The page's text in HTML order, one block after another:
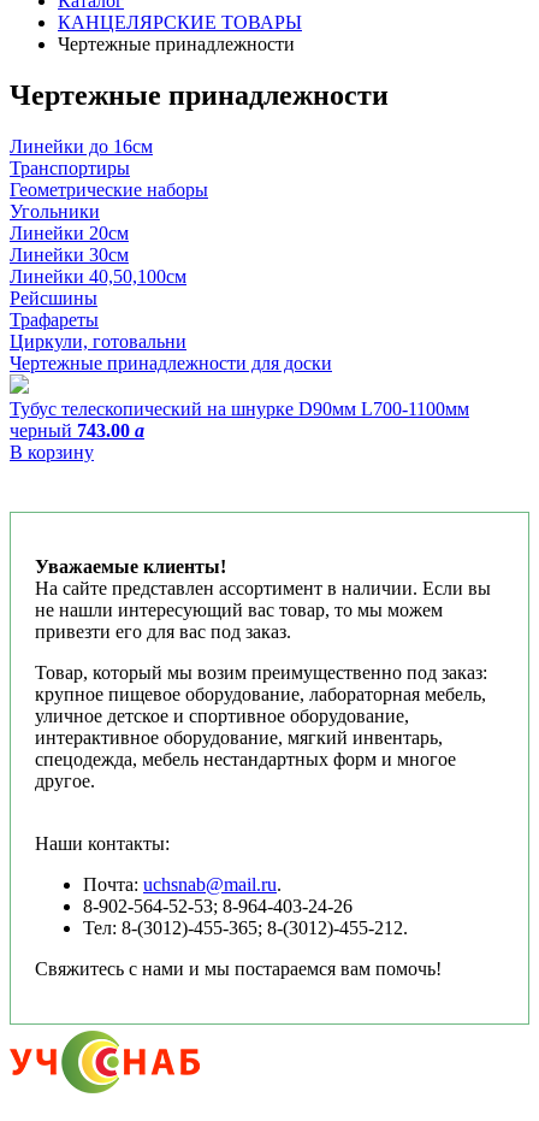
КАНЦЕЛЯРСКИЕ ТОВАРЫ
Чертежные принадлежности
Чертежные принадлежности
Линейки до 16см
Транспортиры
Геометрические наборы
Угольники
Линейки 20см
Линейки 30см
Линейки 40,50,100см
Рейсшины
Трафареты
Циркули, готовальни
Чертежные принадлежности для доски
Тубус телескопический на шнурке D90мм L700-1100мм
черный 743.00 a
В корзину
Уважаемые клиенты!
На сайте представлен ассортимент в наличии. Если вы
не нашли интересующий вас товар, то мы можем
привезти его для вас под заказ.
Товар, который мы возим преимущественно под заказ:
крупное пищевое оборудование, лабораторная мебель,
уличное детское и спортивное оборудование,
интерактивное оборудование, мягкий инвентарь,
спецодежда, мебель нестандартных форм и многое
другое.
Наши контакты:
Почта: uchsnab@mail.ru.
8-902-564-52-53; 8-964-403-24-26
Тел: 8-(3012)-455-365; 8-(3012)-455-212.
Свяжитесь с нами и мы постараемся вам помочь!